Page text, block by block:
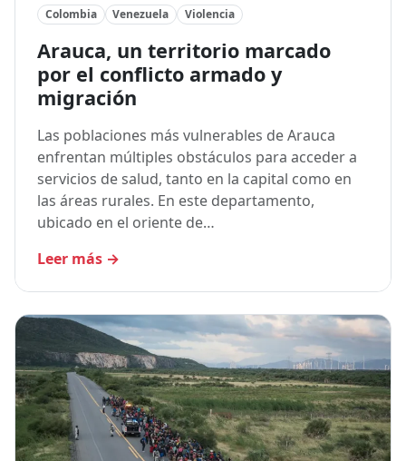
Colombia Venezuela Violencia
Arauca, un territorio marcado
por el conflicto armado y
migración
Las poblaciones más vulnerables de Arauca
enfrentan múltiples obstáculos para acceder a
servicios de salud, tanto en la capital como en
las áreas rurales. En este departamento,
ubicado en el oriente de…
Leer más →